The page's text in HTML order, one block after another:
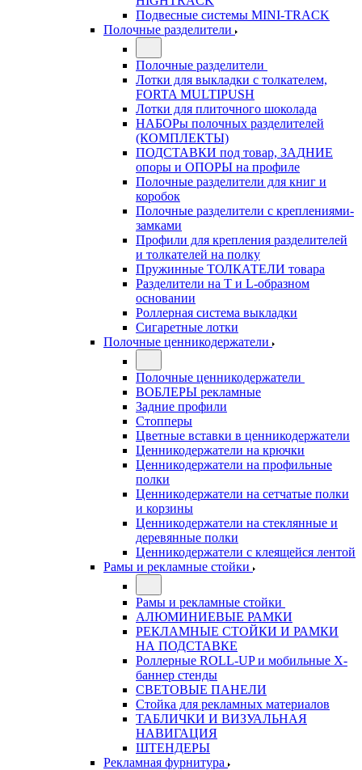
Подвесные системы MINI-TRACK
Полочные разделители
Полочные разделители
Лотки для выкладки с толкателем,
FORTA MULTIPUSH
Лотки для плиточного шоколада
НАБОРы полочных разделителей
(КОМПЛЕКТЫ)
ПОДСТАВКИ под товар, ЗАДНИЕ
опоры и ОПОРЫ на профиле
Полочные разделители для книг и
коробок
Полочные разделители с креплениями-
замками
Профили для крепления разделителей
и толкателей на полку
Пружинные ТОЛКАТЕЛИ товара
Разделители на Т и L-образном
основании
Роллерная система выкладки
Сигаретные лотки
Полочные ценникодержатели
Полочные ценникодержатели
ВОБЛЕРЫ рекламные
Задние профили
Стопперы
Цветные вставки в ценникодержатели
Ценникодержатели на крючки
Ценникодержатели на профильные
полки
Ценникодержатели на сетчатые полки
и корзины
Ценникодержатели на стеклянные и
деревянные полки
Ценникодержатели с клеящейся лентой
Рамы и рекламные стойки
Рамы и рекламные стойки
АЛЮМИНИЕВЫЕ РАМКИ
РЕКЛАМНЫЕ СТОЙКИ И РАМКИ
НА ПОДСТАВКЕ
Роллерные ROLL-UP и мобильные X-
баннер стенды
СВЕТОВЫЕ ПАНЕЛИ
Стойка для рекламных материалов
ТАБЛИЧКИ И ВИЗУАЛЬНАЯ
НАВИГАЦИЯ
ШТЕНДЕРЫ
Рекламная фурнитура